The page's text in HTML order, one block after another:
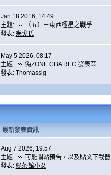
Jan 18 2016, 14:49
主題:
（五）－東西極星之戰爭
發表: 耒戈氏
May 5 2026, 08:17
主題:
偽ZONE CBA REC 發表區
發表: Thomassig
最新發表資訊
Aug 7 2026, 19:57
主題:
可能關站預告，以及貼文下載器
發表: 綠茶館小女